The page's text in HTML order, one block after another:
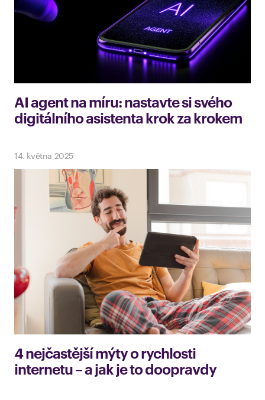
AI agent na míru: nastavte si svého
digitálního asistenta krok za krokem
14. května 2025
4 nejčastější mýty o rychlosti
internetu – a jak je to doopravdy